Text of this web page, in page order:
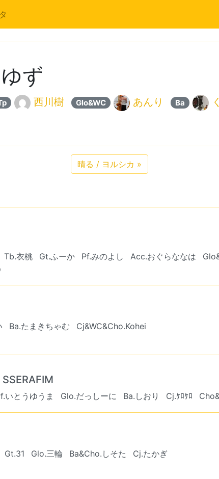
ず
西川樹 Glo&WC あんり Ba
晴る / ヨルシカ »
Tb.衣桃 Gt.ふーか Pf.みのよし Acc.おぐらななは
Ba.たまきちゃむ
Cj&WC&Cho.Kohei
いとうゆうま Glo.だっしーに Ba.しおり Cj.ｹﾛｹﾛ
Gt.31 Glo.三輪 Ba&Cho.しそた
Cj.たかぎ